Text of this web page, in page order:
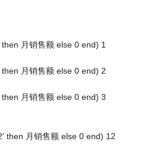
月销售额 else 0 end) 1
月销售额 else 0 end) 2
月销售额 else 0 end) 3
then 月销售额 else 0 end) 12